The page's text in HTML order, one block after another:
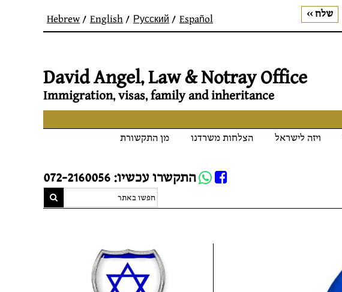
Hebrew English Русский Español
David Angel, Law & Notray Office
Immigration, visas, family and inheritance
ויזה לישראל הצלחות משרדנו
מן התקשורת
התקשרו עכשיו: 072-2160056
Whatsapp FB